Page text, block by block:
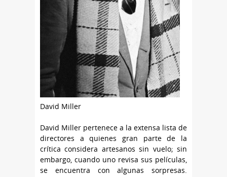
David Miller
David Miller pertenece a la extensa lista de
directores a quienes gran parte de la
crítica considera artesanos sin vuelo; sin
embargo, cuando uno revisa sus películas,
se encuentra con algunas sorpresas.